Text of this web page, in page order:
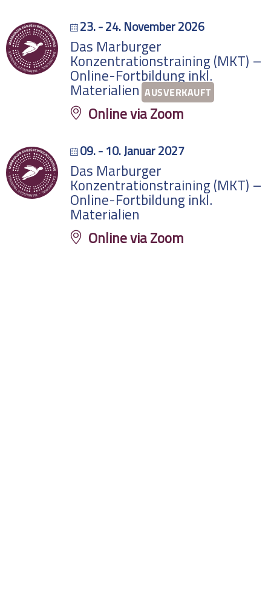
23. - 24. November 2026
Das Marburger
Konzentrationstraining (MKT) –
Online-Fortbildung inkl.
Materialien AUSVERKAUFT
Online via Zoom
09. - 10. Januar 2027
Das Marburger
Konzentrationstraining (MKT) –
Online-Fortbildung inkl.
Materialien
Online via Zoom